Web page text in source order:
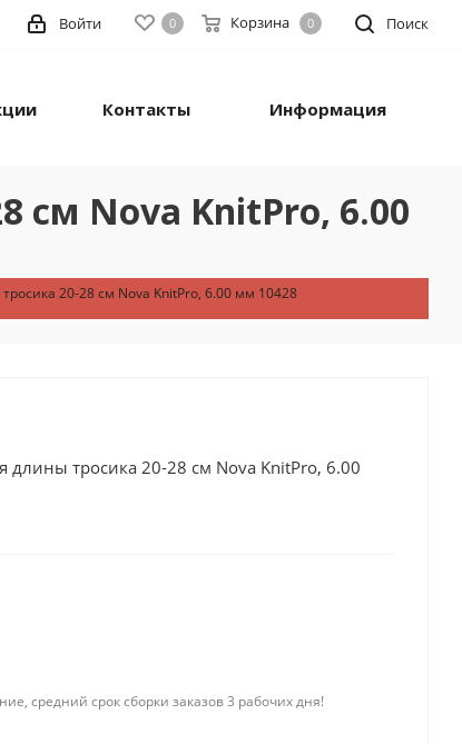
Поиск
0 Корзина 0
Войти
Контакты Информация
см Nova KnitPro, 6.00
20-28 см Nova KnitPro, 6.00 мм 10428
тросика 20-28 см Nova KnitPro, 6.00
средний срок сборки заказов 3 рабочих дня!